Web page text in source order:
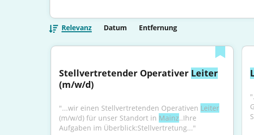
Relevanz Datum Entfernung
Stellvertretender Operativer Leiter
(m/w/d)
"...wir einen Stellvertretenden Operativen Leiter
(m/w/d) für unser Standort in Mainz..Ihre
Aufgaben im Überblick:Stellvertretung..."